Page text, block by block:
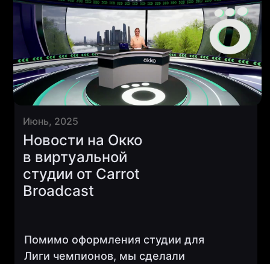
Новости на Окко
в виртуальной
студии от Carrot
Broadcast
Июнь, 2025
Помимо оформления студии для
Лиги чемпионов, мы сделали